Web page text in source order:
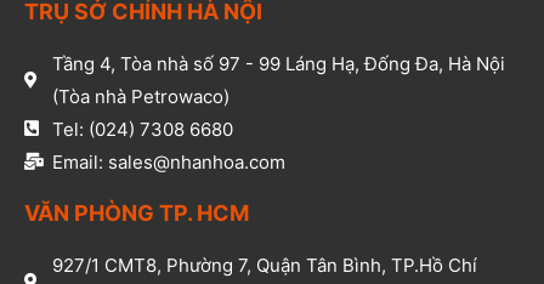
TRỤ SỞ CHÍNH HÀ NỘI
Tầng 4, Tòa nhà số 97 - 99 Láng Hạ, Đống Đa, Hà Nội
(Tòa nhà Petrowaco)
Tel: (024) 7308 6680
Email: sales@nhanhoa.com
VĂN PHÒNG TP. HCM​
927/1 CMT8, Phường 7, Quận Tân Bình, TP.Hồ Chí